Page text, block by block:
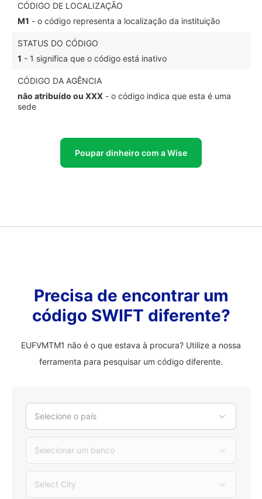
CÓDIGO DE LOCALIZAÇÃO
M1 - o código representa a localização da instituição
STATUS DO CÓDIGO
1 - 1 significa que o código está inativo
CÓDIGO DA AGÊNCIA
não atribuído ou XXX - o código indica que esta é uma
sede
Poupar dinheiro com a Wise
Precisa de encontrar um
código SWIFT diferente?
EUFVMTM1 não é o que estava à procura? Utilize a nossa
ferramenta para pesquisar um código diferente.
Selecione o país
Selecionar um banco
Select City